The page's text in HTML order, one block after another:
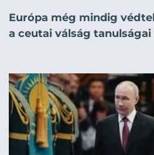
Európa még mindig
a ceutai válság tanulságai